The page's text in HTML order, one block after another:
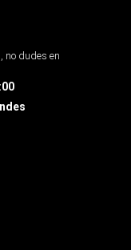
no dudes en